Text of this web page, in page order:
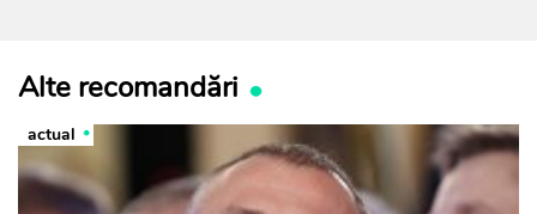
Alte recomandări
actual